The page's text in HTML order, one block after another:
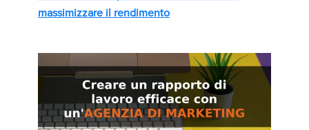
massimizzare il rendimento